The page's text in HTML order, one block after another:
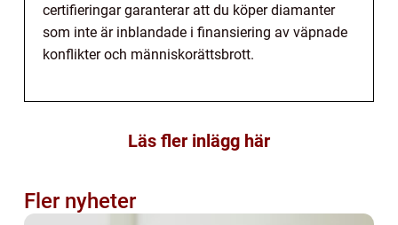
certifieringar garanterar att du köper diamanter
som inte är inblandade i finansiering av väpnade
konflikter och människorättsbrott.
Läs fler inlägg här
Fler nyheter